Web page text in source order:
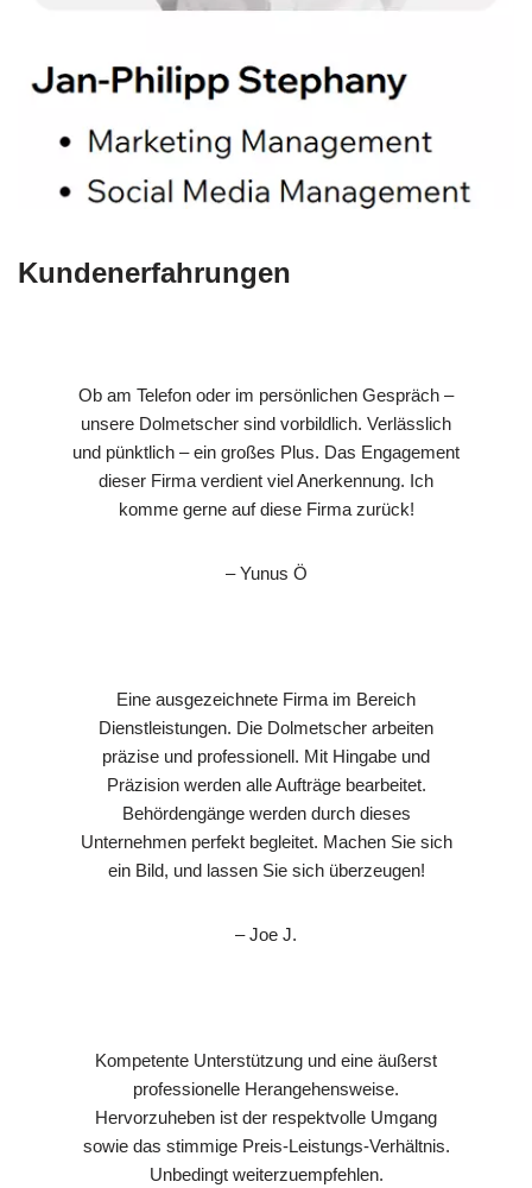
Kundenerfahrungen
Ob am Telefon oder im persönlichen Gespräch –
unsere Dolmetscher sind vorbildlich. Verlässlich
und pünktlich – ein großes Plus. Das Engagement
dieser Firma verdient viel Anerkennung. Ich
komme gerne auf diese Firma zurück!
– Yunus Ö
Eine ausgezeichnete Firma im Bereich
Dienstleistungen. Die Dolmetscher arbeiten
präzise und professionell. Mit Hingabe und
Präzision werden alle Aufträge bearbeitet.
Behördengänge werden durch dieses
Unternehmen perfekt begleitet. Machen Sie sich
ein Bild, und lassen Sie sich überzeugen!
– Joe J.
Kompetente Unterstützung und eine äußerst
professionelle Herangehensweise.
Hervorzuheben ist der respektvolle Umgang
sowie das stimmige Preis-Leistungs-Verhältnis.
Unbedingt weiterzuempfehlen.